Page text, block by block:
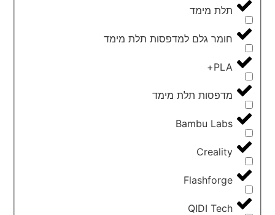
תלת מימד
חומר גלם למדפסות תלת מימד
PLA+
מדפסות תלת מימד
Bambu Labs
Creality
Flashforge
QIDI Tech